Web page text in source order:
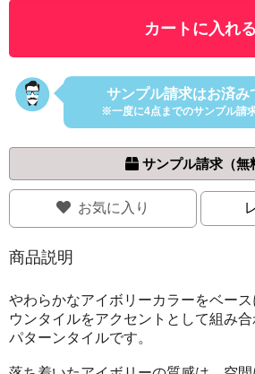
カートに入れる
サンプル請求はお済み
※一度に4点までのサンプル請
 サンプル請求（無
お気に入り
商品説明
やわらかなアイボリーカラーをベー
ウンタイルをアクセントとして組み
パターンタイルです。